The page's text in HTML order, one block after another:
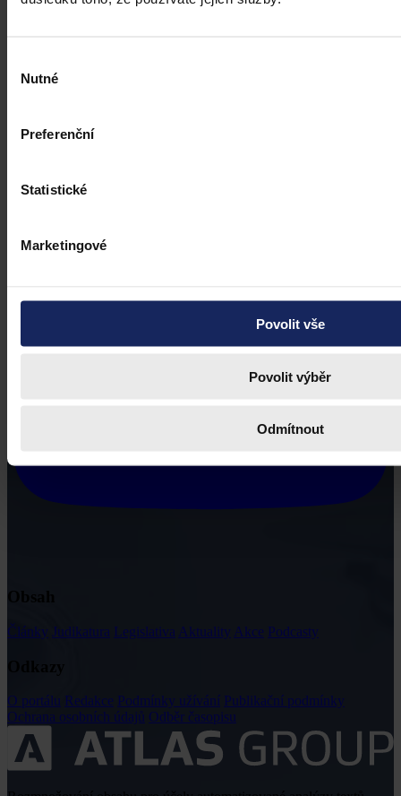
souhlasu
Nutné
Preferenční
Statistické
Marketingové
Povolit vše
Povolit výběr
Odmítnout
Články Judikatura Legislativa Aktuality Akce Podcasty
O portálu Redakce Podmínky užívání Publikační podmínky
Ochrana osobních údajů Odběr časopisu